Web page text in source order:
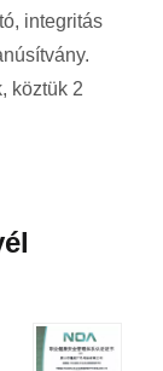
integritás
köztük 2